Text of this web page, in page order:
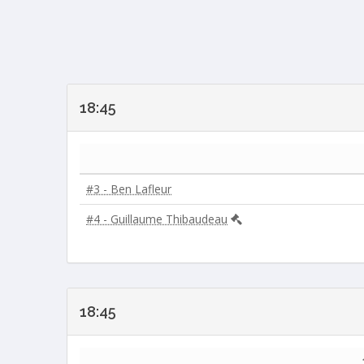
18:45
#3 - Ben Lafleur
#4 - Guillaume Thibaudeau
18:45